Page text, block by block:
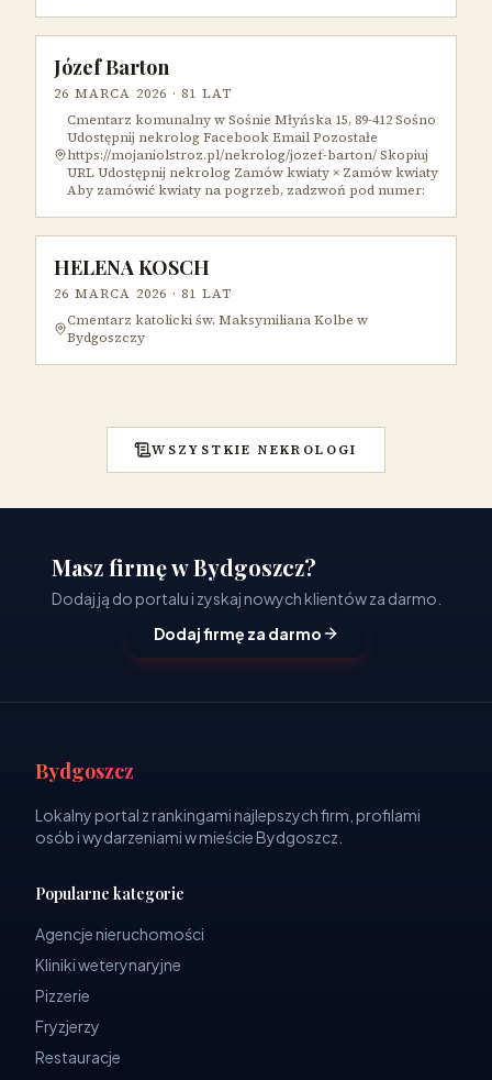
Józef Barton
26 MARCA 2026 · 81 LAT
Cmentarz komunalny w Sośnie Młyńska 15, 89-412 Sośno
Udostępnij nekrolog Facebook Email Pozostałe
https://mojaniolstroz.pl/nekrolog/jozef-barton/ Skopiuj
URL Udostępnij nekrolog Zamów kwiaty × Zamów kwiaty
Aby zamówić kwiaty na pogrzeb, zadzwoń pod numer:
HELENA KOSCH
26 MARCA 2026 · 81 LAT
Cmentarz katolicki św. Maksymiliana Kolbe w
Bydgoszczy
WSZYSTKIE NEKROLOGI
Masz firmę w Bydgoszcz?
Dodaj ją do portalu i zyskaj nowych klientów za darmo.
Dodaj firmę za darmo
Bydgoszcz
Lokalny portal z rankingami najlepszych firm, profilami
osób i wydarzeniami w mieście Bydgoszcz.
Popularne kategorie
Agencje nieruchomości
Kliniki weterynaryjne
Pizzerie
Fryzjerzy
Restauracje